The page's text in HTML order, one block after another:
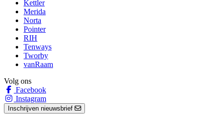
Kettler
Merida
Norta
Pointer
RIH
Tenways
Tworby
vanRaam
Volg ons
Facebook
Instagram
Inschrijven nieuwsbrief